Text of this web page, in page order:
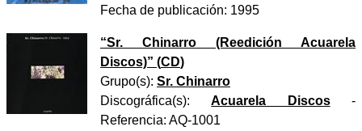
Fecha de publicación: 1995
“Sr. Chinarro (Reedición Acuarela
Discos)” (CD)
Grupo(s): Sr. Chinarro
Discográfica(s):Acuarela Discos-
Referencia: AQ-1001